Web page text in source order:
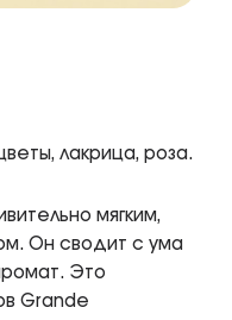
лакрица, роза.
мягким,
Он сводит с ума
Это
Grande